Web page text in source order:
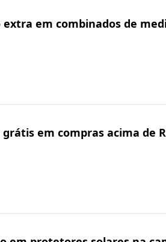
em combinados de
em compras acima de